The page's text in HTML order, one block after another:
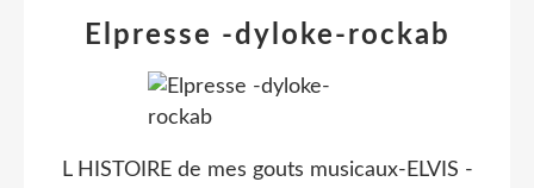
Elpresse -dyloke-rockab
L HISTOIRE de mes gouts musicaux-ELVIS -